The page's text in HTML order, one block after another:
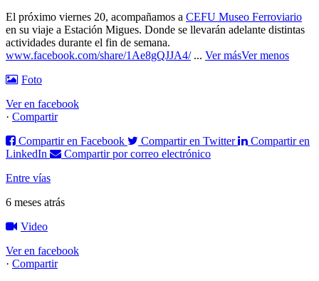
El próximo viernes 20, acompañamos a CEFU Museo Ferroviario
en su viaje a Estación Migues. Donde se llevarán adelante distintas
actividades durante el fin de semana.
www.facebook.com/share/1Ae8gQJJA4/ ... Ver másVer menos
Foto
Ver en facebook
· Compartir
Compartir en Facebook
Compartir en Twitter
Compartir en
LinkedIn
Compartir por correo electrónico
Entre vías
6 meses atrás
Video
Ver en facebook
· Compartir